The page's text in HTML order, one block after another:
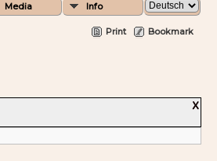
Media Info
Print Bookmark